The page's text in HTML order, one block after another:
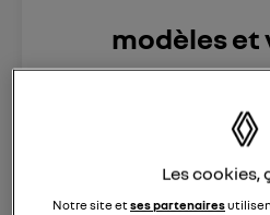
modèles et
Véhicules
posez une
Les cookies,
Notre site etses partenaires